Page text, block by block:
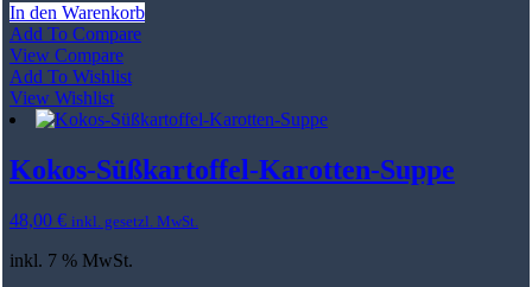
In den Warenkorb
Add To Compare
View Compare
Add To Wishlist
View Wishlist
Kokos-Süßkartoffel-Karotten-Suppe
48,00 € inkl. gesetzl. MwSt.
inkl. 7 % MwSt.